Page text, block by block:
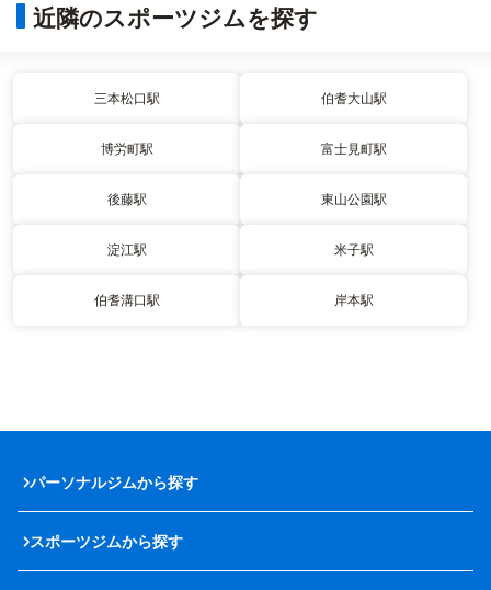
近隣のスポーツジムを探す
三本松口駅 伯耆大山駅
博労町駅 富士見町駅
後藤駅 東山公園駅
淀江駅 米子駅
伯耆溝口駅 岸本駅
パーソナルジムから探す
スポーツジムから探す